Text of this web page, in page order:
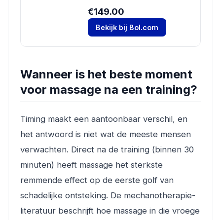
€149.00
Bekijk bij Bol.com
Wanneer is het beste moment
voor massage na een training?
Timing maakt een aantoonbaar verschil, en
het antwoord is niet wat de meeste mensen
verwachten. Direct na de training (binnen 30
minuten) heeft massage het sterkste
remmende effect op de eerste golf van
schadelijke ontsteking. De mechanotherapie-
literatuur beschrijft hoe massage in die vroege